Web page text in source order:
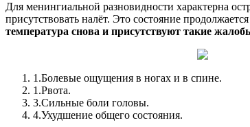
Для менингиальной разновидности характерна
присутствовать налёт. Это состояние
температура снова и присутствуют такие
1.Болевые ощущения в ногах и в спине.
1.Рвота.
3.Сильные боли головы.
4.Ухудшение общего состояния.